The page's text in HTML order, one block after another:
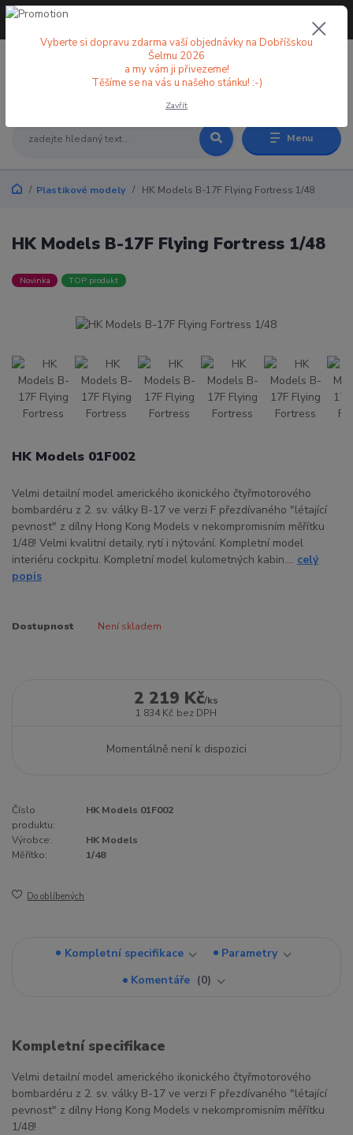
Menu
+420 773 998 582
Plastikové modely HK Models B-17F Flying Fortress 1/48
HK Models B-17F Flying Fortress 1/48
Novinka TOP produkt
HK Models 01F002
Velmi detailní model amerického ikonického čtyřmotorového
bombardéru z 2. sv. války B-17 ve verzi F přezdívaného "létající
pevnost" z dílny Hong Kong Models v nekompromisním měřítku
1/48! Velmi kvalitní detaily, rytí i nýtování. Kompletní model
interiéru cockpitu. Kompletní model kulometných kabin.... celý
popis
Dostupnost Není skladem
2 219 Kč/ks
1 834 Kč bez DPH
Momentálně není k dispozici
Číslo
produktu:
HK Models 01F002
Výrobce:
HK Models
Měřítko:
1/48
Do oblíbených
Kompletní specifikace
Parametry
Komentáře
0
Kompletní specifikace
Velmi detailní model amerického ikonického čtyřmotorového
bombardéru z 2. sv. války B-17 ve verzi F přezdívaného "létající
pevnost" z dílny Hong Kong Models v nekompromisním měřítku
1/48!
Vyberte si dopravu zdarma vaší objednávky na Dobříšskou
Šelmu 2026
a my vám ji přivezeme!
Těšíme se na vás u našeho stánku! :-)
Zavřít